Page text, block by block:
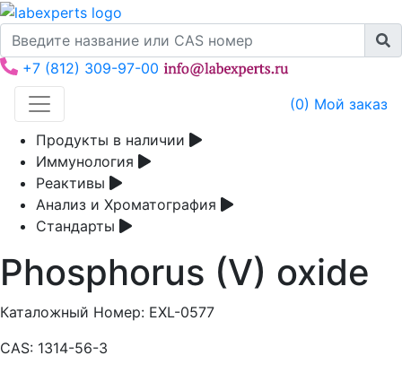
+7 (812) 309-97-00
(0) Мой заказ
Продукты в наличии
Иммунология
Реактивы
Анализ и Хроматография
Стандарты
Phosphorus (V) oxide
Каталожный Номер: EXL-0577
CAS: 1314-56-3